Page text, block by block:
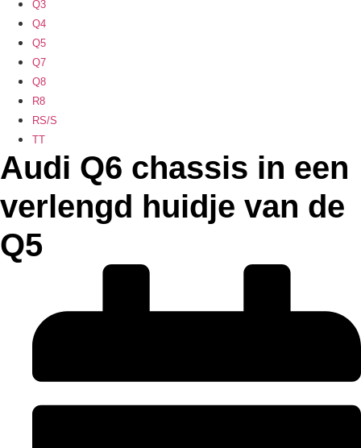
Q3
Q4
Q5
Q7
Q8
R8
RS/S
TT
Audi Q6 chassis in een
verlengd huidje van de
Q5